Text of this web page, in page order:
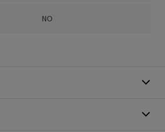
NO